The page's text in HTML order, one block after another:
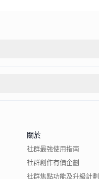
關於
社群最強使用指南
社群創作有價企劃
社群焦點功能及升級計劃